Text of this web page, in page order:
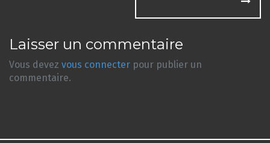
Laisser un commentaire
Vous devez vous connecter pour publier un
commentaire.